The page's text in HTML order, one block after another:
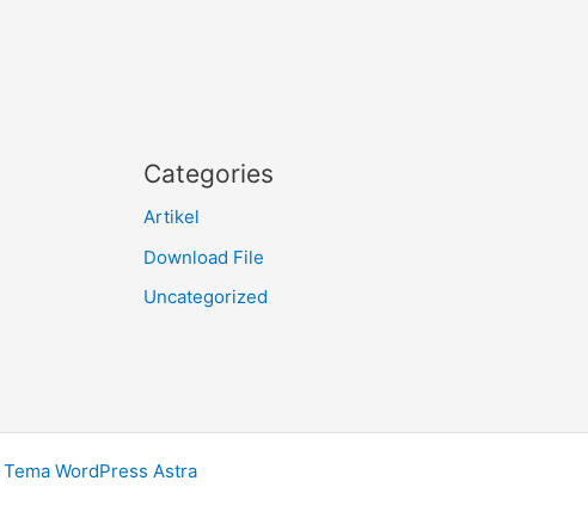
Categories
Artikel
Download File
Uncategorized
Tema WordPress Astra